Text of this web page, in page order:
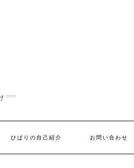
ひばりの自己紹介 お問い合わせ